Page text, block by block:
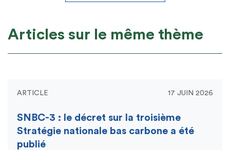
Articles sur le même thème
ARTICLE 17 JUIN 2026
SNBC-3 : le décret sur la troisième
Stratégie nationale bas carbone a été
publié